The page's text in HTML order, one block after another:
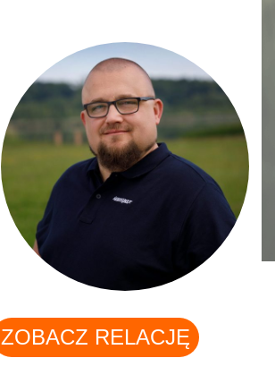
ZOBACZ RELACJĘ